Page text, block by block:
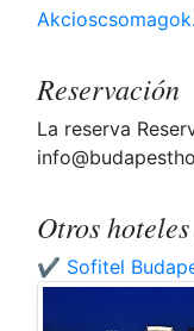
Reservación
La reserva
Otros
✔️ Sofitel